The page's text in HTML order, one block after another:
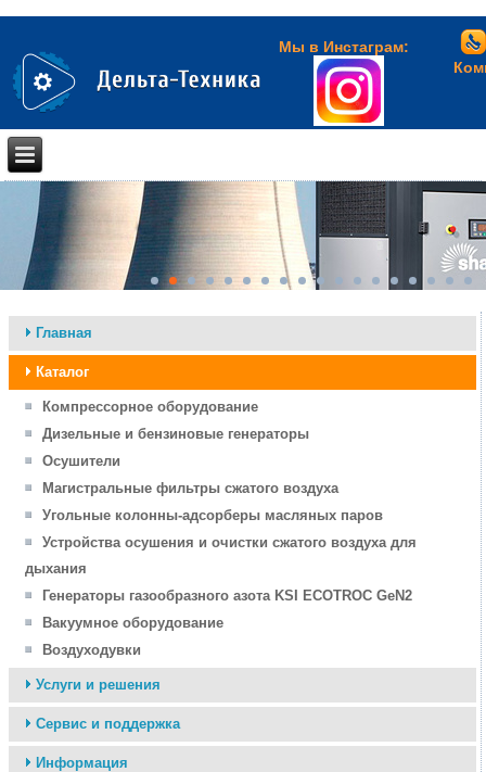
Мы в Инстаграм:
Главная
Каталог
Компрессорное оборудование
Дизельные и бензиновые генераторы
Осушители
Магистральные фильтры сжатого воздуха
Угольные колонны-адсорберы масляных паров
Устройства осушения и очистки сжатого воздуха для
дыхания
Генераторы газообразного азота KSI ECOTROC GeN2
Вакуумное оборудование
Воздуходувки
Услуги и решения
Сервис и поддержка
Информация